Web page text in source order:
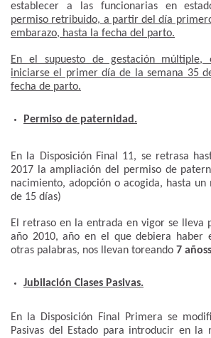
establecer a las funcionarias en
permiso retribuido, a partir del día
embarazo, hasta la fecha del parto.
En el supuesto de gestación múltiple,
iniciarse el primer día de la semana 35
fecha de parto.
Permiso de paternidad.
En la Disposición Final 11, se retrasa
2017 la ampliación del permiso de
nacimiento, adopción o acogida, hasta un
de 15 días)
El retraso en la entrada en vigor se lleva
año 2010, año en el que debiera haber
otras palabras, nos llevan toreando 7
Jubilación Clases Pasivas.
En la Disposición Final Primera se
Pasivas del Estado para introducir en la